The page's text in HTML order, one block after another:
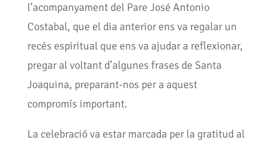
l’acompanyament del Pare José Antonio
Costabal, que el dia anterior ens va regalar un
recés espiritual que ens va ajudar a reflexionar,
pregar al voltant d’algunes frases de Santa
Joaquina, preparant-nos per a aquest
compromís important.
La celebració va estar marcada per la gratitud al